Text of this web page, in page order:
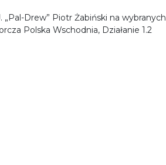
Drew” Piotr Żabiński na wybranych
Polska Wschodnia, Działanie 1.2